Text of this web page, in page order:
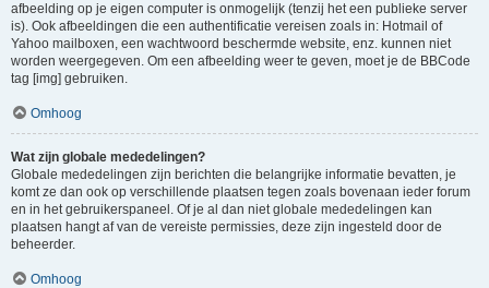
afbeelding op je eigen computer is onmogelijk (tenzij het een publieke server
is). Ook afbeeldingen die een authentificatie vereisen zoals in: Hotmail of
Yahoo mailboxen, een wachtwoord beschermde website, enz. kunnen niet
worden weergegeven. Om een afbeelding weer te geven, moet je de BBCode
tag [img] gebruiken.
Omhoog
Wat zijn globale mededelingen?
Globale mededelingen zijn berichten die belangrijke informatie bevatten, je
komt ze dan ook op verschillende plaatsen tegen zoals bovenaan ieder forum
en in het gebruikerspaneel. Of je al dan niet globale mededelingen kan
plaatsen hangt af van de vereiste permissies, deze zijn ingesteld door de
beheerder.
Omhoog